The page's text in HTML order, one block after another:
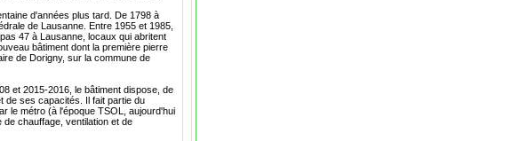
d'années plus tard. De 1798 à
de Lausanne. Entre 1955 et 1985,
47 à Lausanne, locaux qui abritent
bâtiment dont la première pierre
de Dorigny, sur la commune de
et 2015-2016, le bâtiment dispose, de
de ses capacités. Il fait partie du
le métro (à l'époque TSOL, aujourd'hui
chauffage, ventilation et de